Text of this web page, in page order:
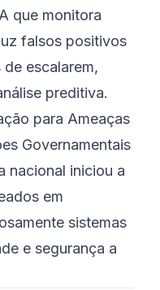
que monitora
falsos positivos
escalarem,
preditiva.
para Ameaças
Governamentais
nacional iniciou a
em
sistemas
e segurança a